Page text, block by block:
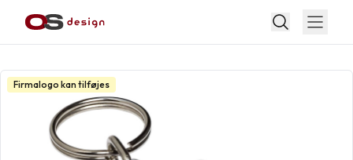
Firmalogo kan tilføjes